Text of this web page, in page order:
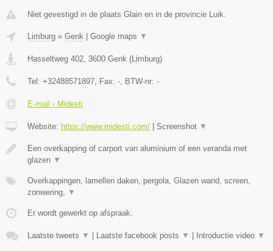
Niet gevestigd in de plaats Glain en in de provincie Luik.
Limburg » Genk | Google maps ▼
Hasseltweg 402 3600 Genk (Limburg)
Tel: +32488571897 , Fax: - , BTW-nr: -
E-mail › Midesti
Website: https://www.midesti.com/ | Screenshot ▼
Een overkapping of carport van aluminium of een veranda met
glazen ▼
Overkappingen, lamellen daken, pergola, Glazen wand, screen,
zonwering,
▼
Er wordt gewerkt op afspraak.
Laatste tweets ▼ | Laatste facebook posts ▼ | Introductie video ▼